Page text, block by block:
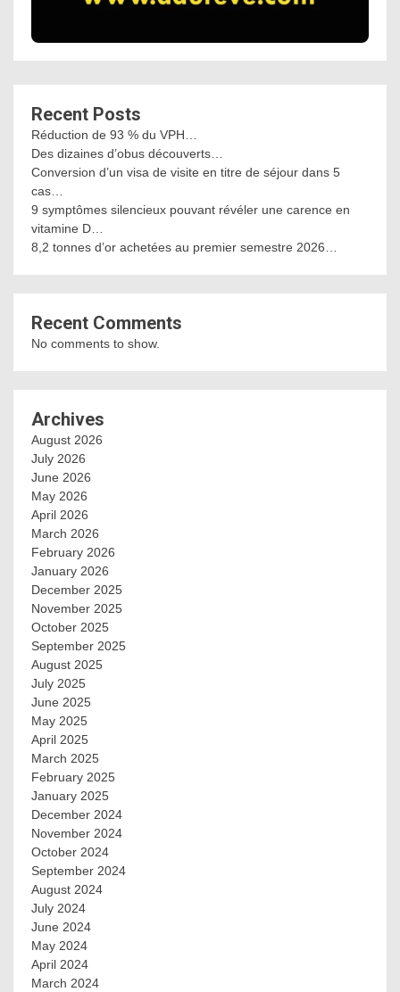
Recent Posts
Réduction de 93 % du VPH…
Des dizaines d’obus découverts…
Conversion d’un visa de visite en titre de séjour dans 5
cas…
9 symptômes silencieux pouvant révéler une carence en
vitamine D…
8,2 tonnes d’or achetées au premier semestre 2026…
Recent Comments
No comments to show.
Archives
August 2026
July 2026
June 2026
May 2026
April 2026
March 2026
February 2026
January 2026
December 2025
November 2025
October 2025
September 2025
August 2025
July 2025
June 2025
May 2025
April 2025
March 2025
February 2025
January 2025
December 2024
November 2024
October 2024
September 2024
August 2024
July 2024
June 2024
May 2024
April 2024
March 2024